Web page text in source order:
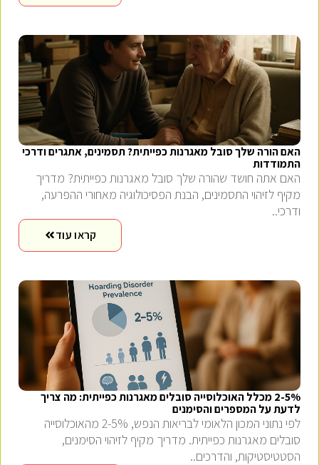
האם הורה שלך סובל מאגרנות כפייתית? תסמינים, אתגרים ודרכי
התמודדות
האם אתה חושד שהורה שלך סובל מאגרנות כפייתית? מדריך
מקיף לזיהוי התסמינים, הבנת הפסיכולוגיה מאחורי ההפרעה,
ודרכי..
קראו עוד
2-5% מכלל האוכלוסייה סובלים מאגרנות כפייתית: מה צריך
לדעת על המספרים והסימנים
לפי נתוני המכון הלאומי לבריאות הנפש, 2-5% מהאוכלוסייה
סובלים מאגרנות כפייתית. מדריך מקיף לזיהוי הסימנים,
הסטטיסטיקות, והדרכים..